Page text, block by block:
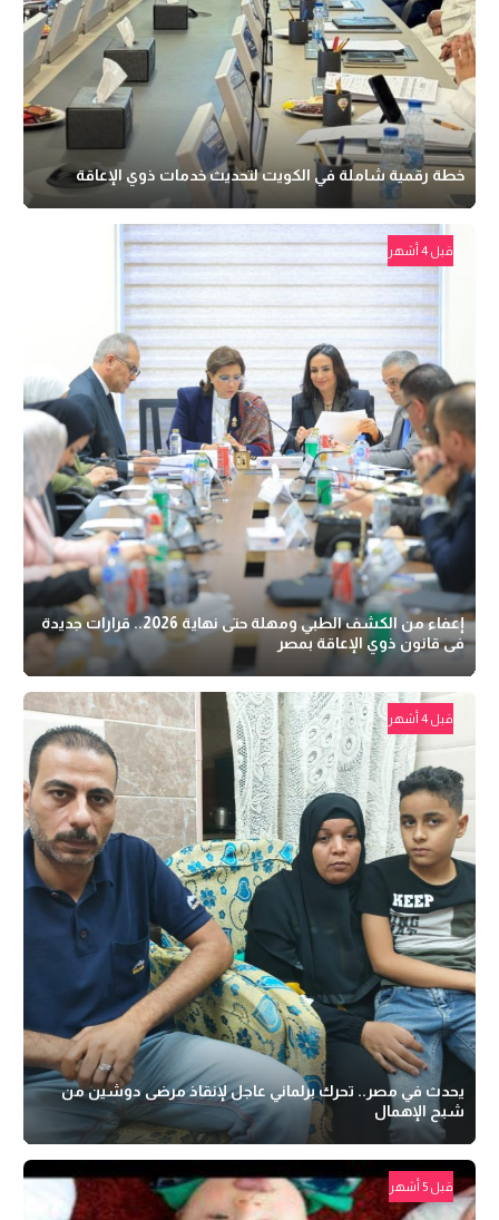
خطة رقمية شاملة في الكويت لتحديث خدمات ذوي الإعاقة
قبل 4 أشهر
إعفاء من الكشف الطبي ومهلة حتى نهاية 2026.. قرارات جديدة
فى قانون ذوي الإعاقة بمصر
قبل 4 أشهر
يحدث في مصر.. تحرك برلماني عاجل لإنقاذ مرضى دوشين من
شبح الإهمال
قبل 5 أشهر